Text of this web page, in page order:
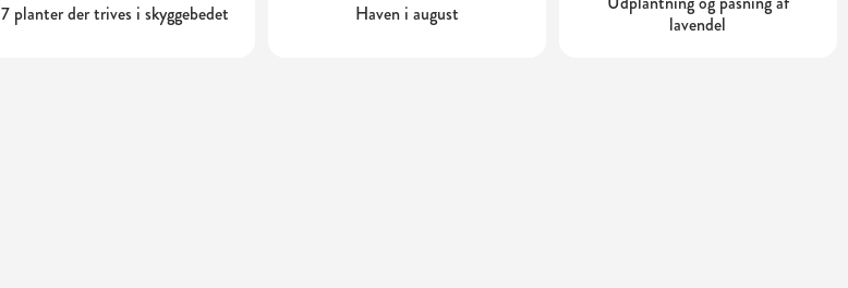
7 planter der trives i skyggebedet Haven i august
lavendel